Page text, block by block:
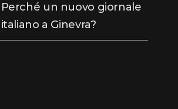
Perché un nuovo giornale
italiano a Ginevra?